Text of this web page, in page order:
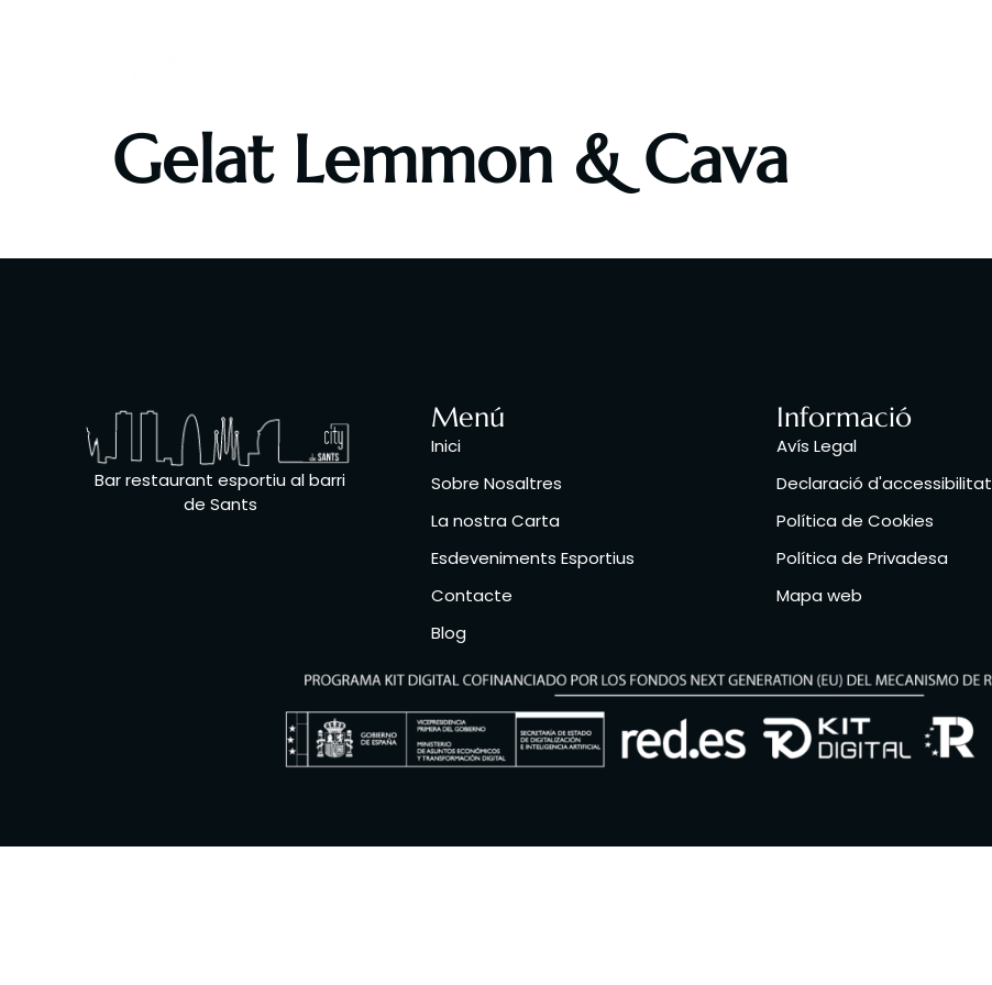
Gelat Lemmon & Cava
Bar restaurant esportiu al barri
de Sants
Menú
Inici
Sobre Nosaltres
La nostra Carta
Esdeveniments Esportius
Contacte
Blog
Informació
Avís Legal
Declaració d'accessibilitat
Política de Cookies
Política de Privadesa
Mapa web